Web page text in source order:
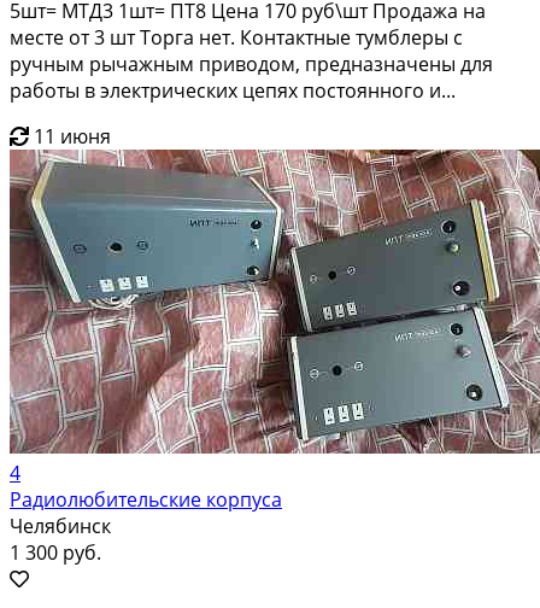
5шт= МТД3 1шт= ПТ8 Цена 170 руб\шт Продажа на
месте от 3 шт Торга нет. Контактные тумблеры с
ручным рычажным приводом, предназначены для
работы в электрических цепях постоянного и...
11 июня
4
Радиолюбительские корпуса
Челябинск
1 300 руб.